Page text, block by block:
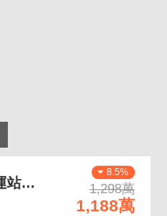
8.5%
1,298萬
1,188萬
捷運機能首購好房 近捷運站，生活機能佳